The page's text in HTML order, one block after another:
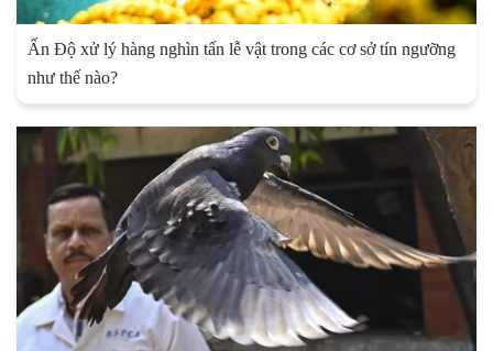
Ấn Độ xử lý hàng nghìn tấn lễ vật trong các cơ sở tín ngưỡng
như thế nào?